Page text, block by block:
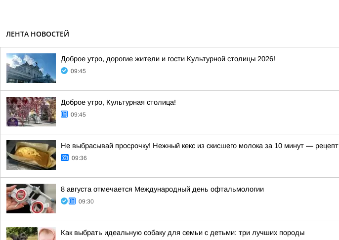
ЛЕНТА НОВОСТЕЙ
Доброе утро, дорогие жители и гости Культурной столицы 2026!
09:45
Доброе утро, Культурная столица!
09:45
Не выбрасывай просрочку! Нежный кекс из скисшего молока за 10 минут — рецепт
09:36
8 августа отмечается Международный день офтальмологии
09:30
Как выбрать идеальную собаку для семьи с детьми: три лучших породы